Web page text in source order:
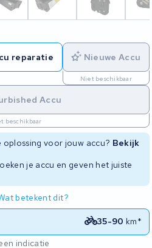
reparatie Nieuwe Accu
Niet beschikbaar
Accu
beschikbaar
voor jouw accu? Bekijk
je accu en geven het juiste
betekent dit?
35-90 km*
indicatie